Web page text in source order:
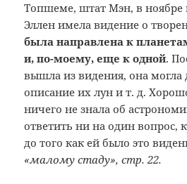
Топшеме, штат Мэн, в ноябре
Эллен имела видение о
была направлена к
и, по-моему, еще к одной.
вышла из видения, она могла
описание их лун и т. д.
ничего не знала об
ответить ни на один вопрос,
до того как ей было это
«малому стаду», стр. 22.